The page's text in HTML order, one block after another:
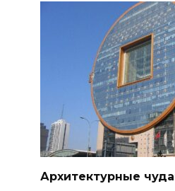
Архитектурные